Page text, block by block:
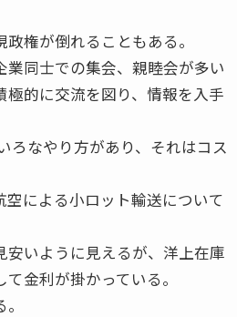
権が倒れることもある。
業同士での集会、親睦会が多い
極的に交流を図り、情報を入手
ろなやり方があり、それはコス
による小ロット輸送について
安いように見えるが、洋上在庫
金利が掛かっている。